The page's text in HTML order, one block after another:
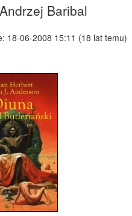
Baribal
18-06-2008 15:11 (18 lat temu)